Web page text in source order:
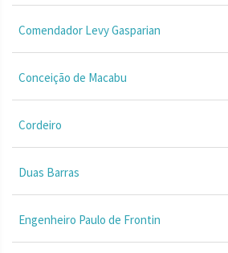
Comendador Levy Gasparian
Conceição de Macabu
Cordeiro
Duas Barras
Engenheiro Paulo de Frontin